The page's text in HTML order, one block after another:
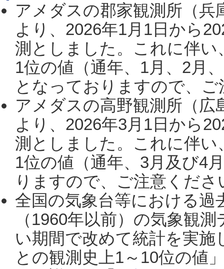
アメダスの郡家観測所（
より、2026年1月1日から
測としました。これに伴い
1位の値（通年、1月、2月
となっておりますので、
アメダスの高野観測所（
より、2026年3月1日から
測としました。これに伴い
1位の値（通年、3月及び4
りますので、ご注意くだ
全国の気象台等における過
（1960年以前）の気象観
い期間で改めて統計を実
との観測史上1～10位の値